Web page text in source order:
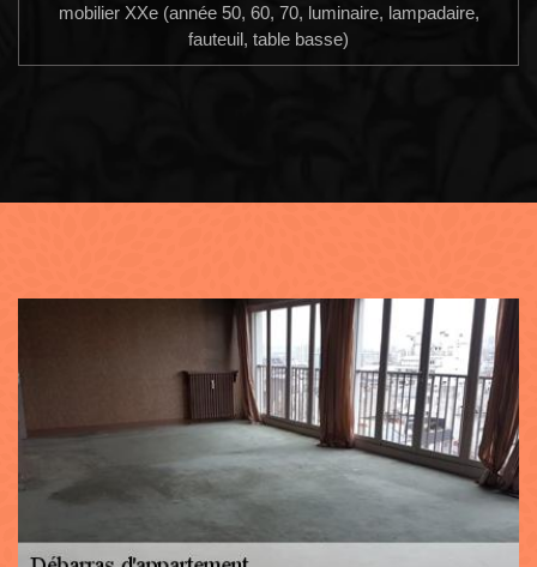
mobilier XXe (année 50, 60, 70, luminaire, lampadaire,
fauteuil, table basse)